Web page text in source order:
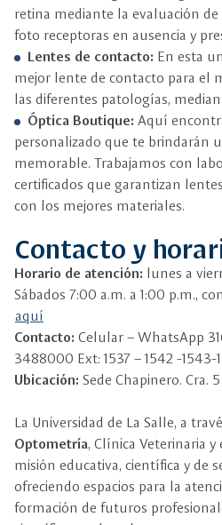
retina mediante la evaluación
foto receptoras en ausencia y
Lentes de contacto: En esta
mejor lente de contacto para el
las diferentes patologías,
Óptica Boutique: Aquí
personalizado que te brindarán
memorable. Trabajamos con
certificados que garantizan
con los mejores materiales.
Contacto y
Horario de atención: lunes a
Sábados 7:00 a.m. a 1:00 p.m.,
aquí
Contacto: Celular – WhatsApp
3488000 Ext: 1537 – 1542 -1543-
Ubicación: Sede Chapinero. Cra.
La Universidad de La Salle, a
Optometría, Clínica Veterinaria
misión educativa, científica y de
ofreciendo espacios para la
formación de futuros